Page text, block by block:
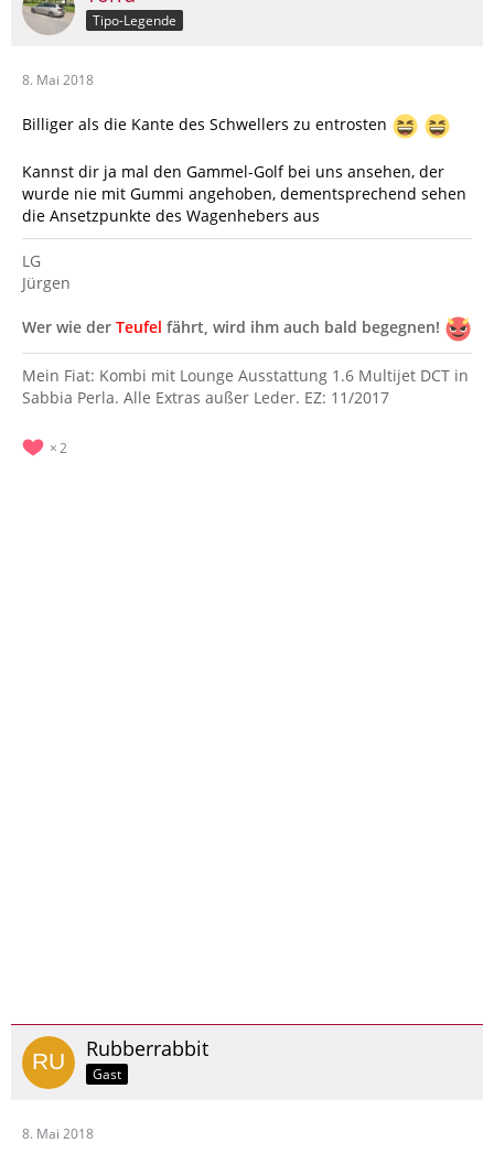
Tipo-Legende
8. Mai 2018
Billiger als die Kante des Schwellers zu entrosten
Kannst dir ja mal den Gammel-Golf bei uns ansehen, der
wurde nie mit Gummi angehoben, dementsprechend sehen
die Ansetzpunkte des Wagenhebers aus
LG
Jürgen
Wer wie der Teufel fährt, wird ihm auch bald begegnen!
Mein Fiat: Kombi mit Lounge Ausstattung 1.6 Multijet DCT in
Sabbia Perla. Alle Extras außer Leder. EZ: 11/2017
2
Rubberrabbit
Gast
8. Mai 2018